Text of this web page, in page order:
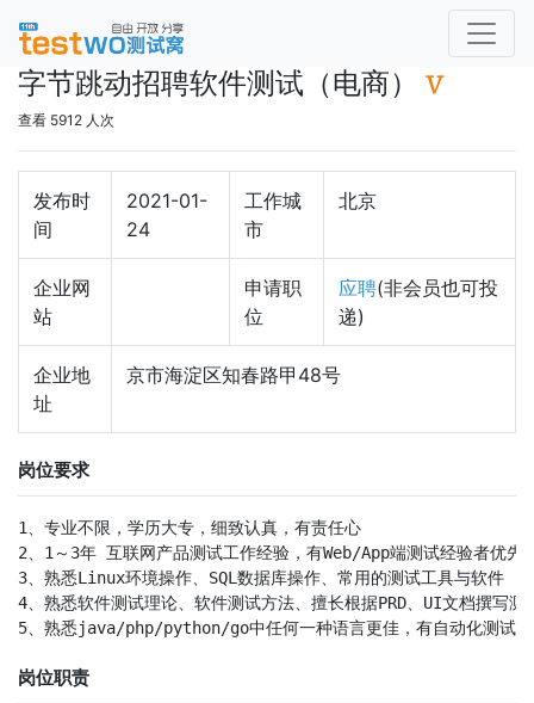
字节跳动招聘软件测试（电商）
查看 5912 人次
发布时
间
2021-01-
24
工作城
市
北京
企业网
站
申请职
位
应聘(非会员也可投
递)
企业地
址
京市海淀区知春路甲48号
岗位要求
1、专业不限，学历大专，细致认真，有责任心
2、1～3年 互联网产品测试工作经验，有Web/App端测试经验者优先
3、熟悉Linux环境操作、SQL数据库操作、常用的测试工具与软件
4、熟悉软件测试理论、软件测试方法、擅长根据PRD、UI文档撰写测
5、熟悉java/php/python/go中任何一种语言更佳，有自动化测试、
岗位职责